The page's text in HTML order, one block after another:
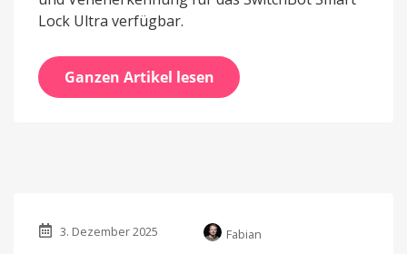
Lock Ultra verfügbar.
Ganzen Artikel lesen
3. Dezember 2025
Fabian